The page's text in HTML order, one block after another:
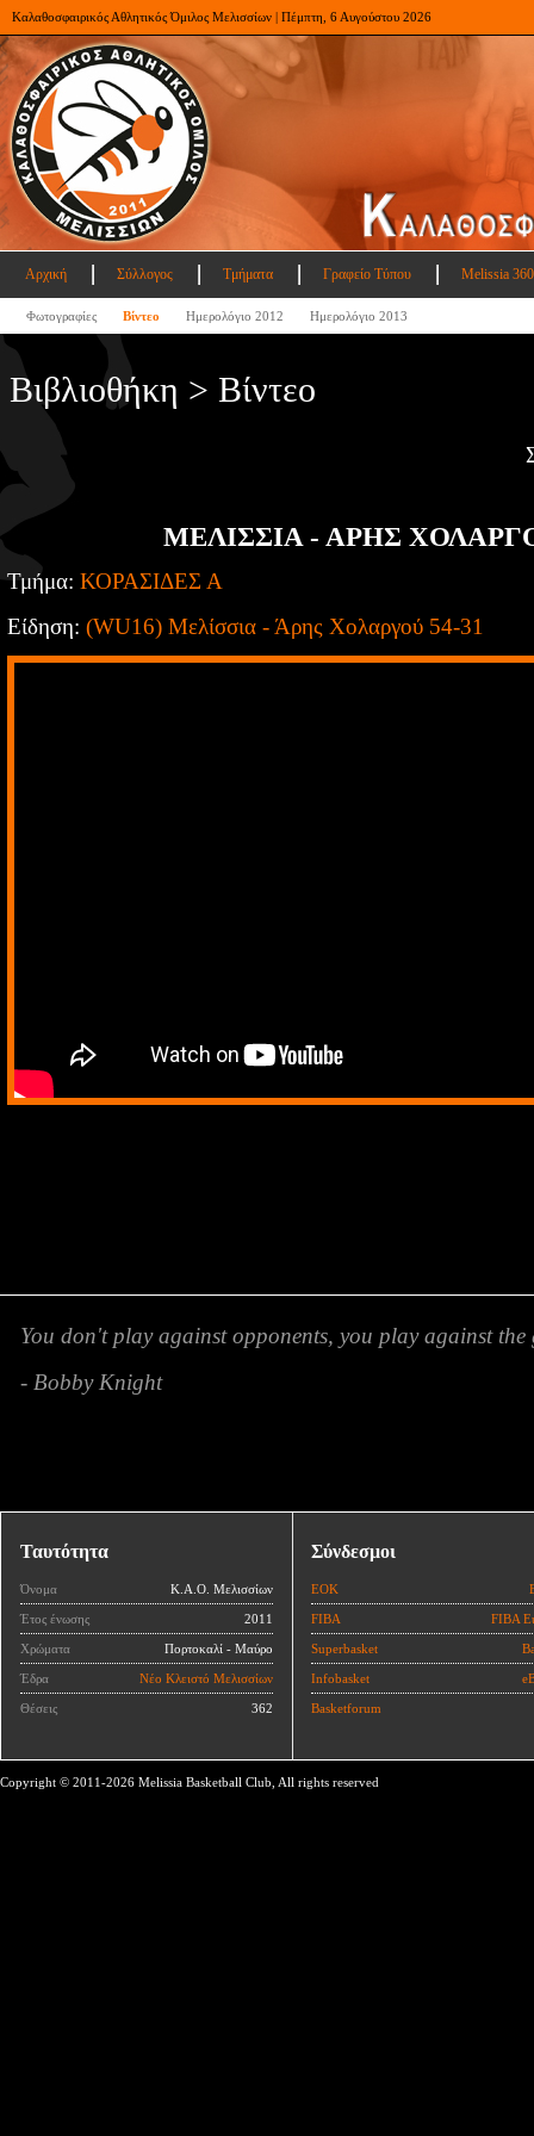
Καλαθοσφαιρικός Αθλητικός Όμιλος Μελισσίων | Πέμπτη, 6 Αυγούστου 2026
Αρχική Σύλλογος Τμήματα Γραφείο Τύπου Melissia
Φωτογραφίες Βίντεο Ημερολόγιο 2012 Ημερολόγιο 2013
Βιβλιοθήκη > Βίντεο
ΜΕΛΙΣΣΙΑ - ΑΡΗΣ
Τμήμα: ΚΟΡΑΣΙΔΕΣ Α
Είδηση: (WU16) Μελίσσια - Άρης Χολαργού 54-31
You don't play against opponents, you play against the
- Bobby Knight
Ταυτότητα
Όνομα Κ.Α.Ο. Μελισσίων
Έτος ένωσης 2011
Χρώματα Πορτοκαλί - Μαύρο
Έδρα Νέο Κλειστό Μελισσίων
Θέσεις 362
Σύνδεσμοι
ΕΟΚ
FIBA FIBA
Superbasket
Infobasket
Basketforum
Copyright © 2011-2026 Melissia Basketball Club, All rights reserved